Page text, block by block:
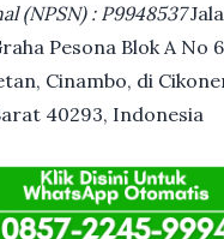
(NPSN) : P9948537
Pesona Blok A No
Cinambo, di
40293, Indonesia